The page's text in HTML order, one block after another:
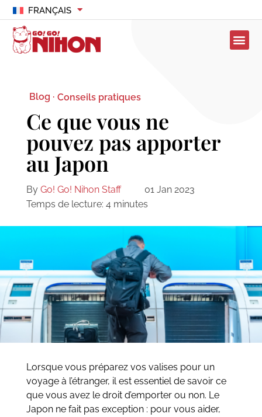
FRANÇAIS
Blog · Conseils pratiques
Ce que vous ne
pouvez pas apporter
au Japon
By Go! Go! Nihon Staff
01 Jan 2023
Temps de lecture: 4 minutes
Lorsque vous préparez vos valises pour un
voyage à l’étranger, il est essentiel de savoir ce
que vous avez le droit d’emporter ou non. Le
Japon ne fait pas exception : pour vous aider,